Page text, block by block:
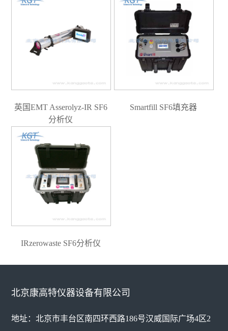
英国EMT Asserolyz-IR SF6
分析仪
Smartfill SF6填充器
IRzerowaste SF6分析仪
北京康高特仪器设备有限公司
地址：北京市丰台区南四环西路186号汉威国际广场4区2